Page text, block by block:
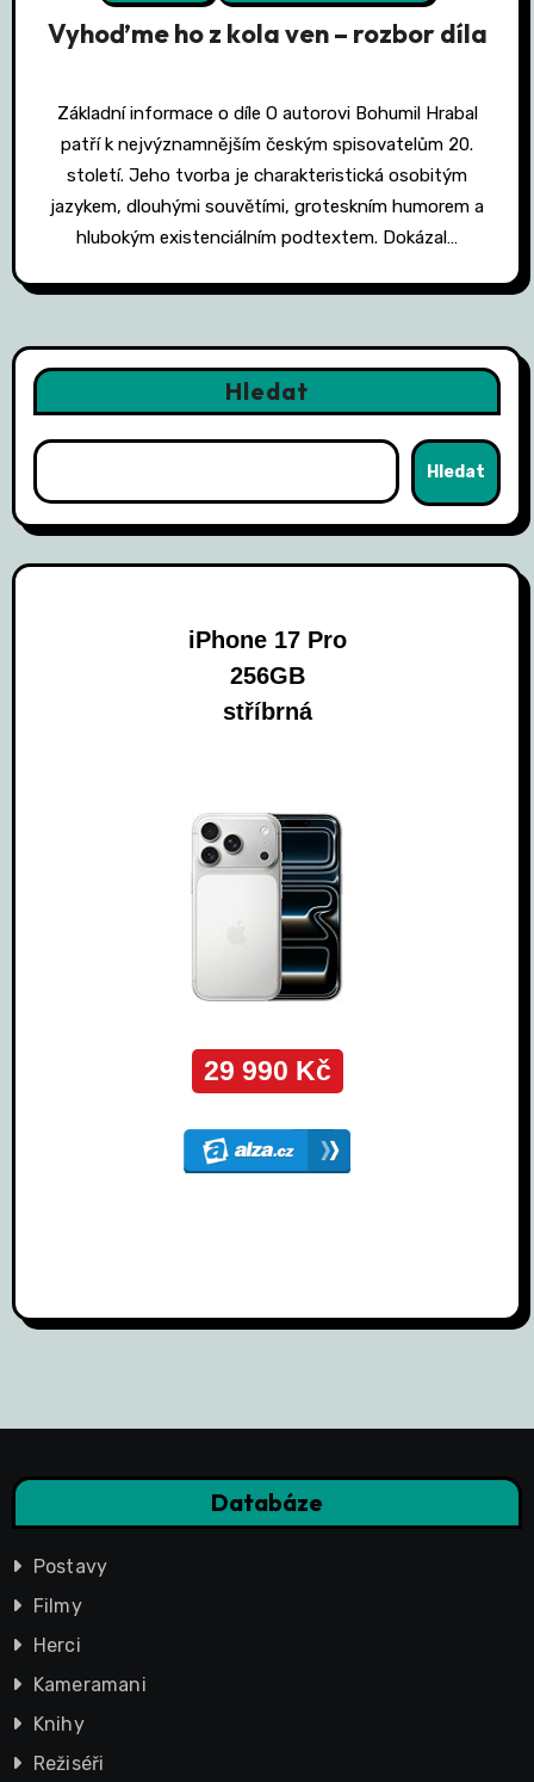
Vyhoďme ho z kola ven – rozbor díla
Základní informace o díle O autorovi Bohumil Hrabal
patří k nejvýznamnějším českým spisovatelům 20.
století. Jeho tvorba je charakteristická osobitým
jazykem, dlouhými souvětími, groteskním humorem a
hlubokým existenciálním podtextem. Dokázal…
Hledat
Hledat
Databáze
Postavy
Filmy
Herci
Kameramani
Knihy
Režiséři